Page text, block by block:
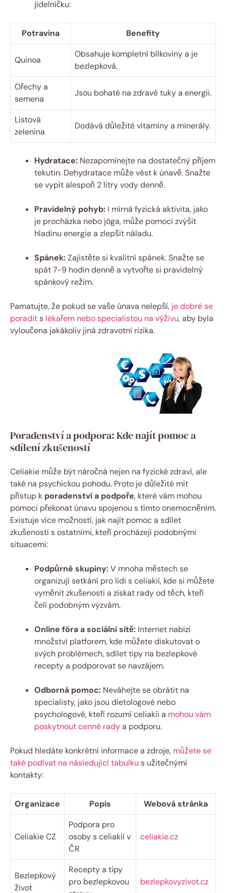
jídelníčku:
Potravina Benefity
Quinoa
Obsahuje kompletní bílkoviny a je
bezlepková.
Ořechy a
semena
Jsou bohaté na zdravé tuky a energii.
Listová
zelenina
Dodává důležité vitamíny a minerály.
Hydratace: Nezapomínejte na dostatečný příjem
tekutin. Dehydratace může vést k únavě. Snažte
se vypít alespoň 2 litry vody denně.
Pravidelný pohyb: I mírná fyzická aktivita, jako
je procházka nebo jóga, může pomoci zvýšit
hladinu energie a zlepšit náladu.
Spánek:Zajistěte si kvalitní spánek. Snažte se
spát 7-9 hodin denně a vytvořte si pravidelný
spánkový režim.
Pamatujte, že pokud se vaše únava nelepší, je dobré se
poradits lékařem nebo specialistou na výživu, aby byla
vyloučena jakákoliv jiná zdravotní rizika.
Poradenství a podpora: Kde najít pomoc a
sdílení zkušeností
Celiakie může být náročná nejen na fyzické zdraví, ale
také na psychickou pohodu. Proto je důležité mít
přístup k poradenství a podpoře, které vám mohou
pomoci překonat únavu spojenou s tímto onemocněním.
Existuje více možností, jak najít pomoc a sdílet
zkušenosti s ostatními, kteří procházejí podobnými
situacemi:
Podpůrné skupiny:V mnoha městech se
organizují setkání pro lidi s celiakií, kde si můžete
vyměnit zkušenosti a získat rady od těch, kteří
čelí podobným výzvám.
Online fóra a sociální sítě: Internet nabízí
množství platforem, kde můžete diskutovat o
svých problémech, sdílet tipy na bezlepkové
recepty a podporovat se navzájem.
Odborná pomoc: Neváhejte se obrátit na
specialisty, jako jsou dietologové nebo
psychologové, kteří rozumí celiakii a mohou vám
poskytnout cenné radya podporu.
Pokud hledáte konkrétní informace a zdroje, můžete se
také podívat na následující tabulku s užitečnými
kontakty:
Organizace Popis Webová stránka
Celiakie CZ
Podpora pro
osoby s celiakií v
ČR
celiakie.cz
Bezlepkový
život
Recepty a tipy
pro bezlepkovou
bezlepkovyzivot.cz